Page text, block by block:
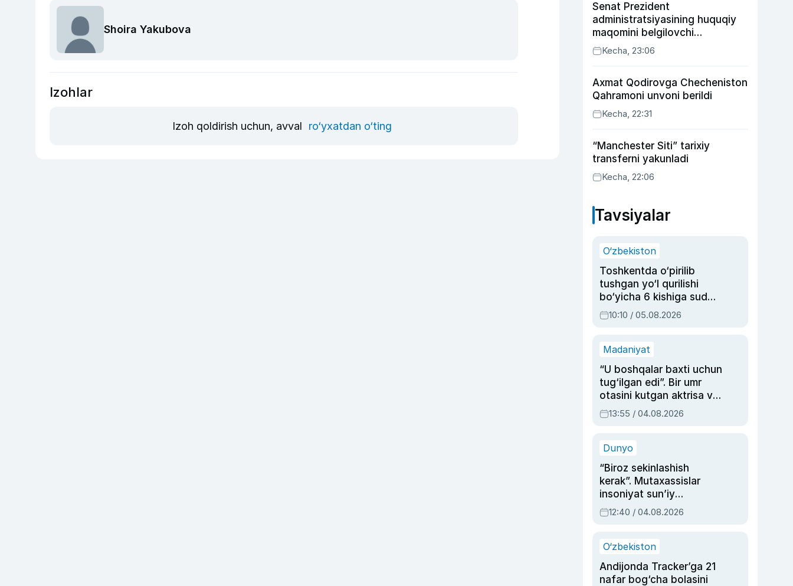
Shoira Yakubova
Izohlar
Izoh qoldirish uchun, avval ro‘yxatdan o‘ting
Senat Prezident
administratsiyasining huquqiy
maqomini belgilovchi
konstitutsiyaviy qonunni
ma’qulladi
Kecha, 23:06
Axmat Qodirovga Checheniston
Qahramoni unvoni berildi
Kecha, 22:31
“Manchester Siti” tarixiy
transferni yakunladi
Kecha, 22:06
Tavsiyalar
O‘zbekiston
Toshkentda o‘pirilib
tushgan yo‘l qurilishi
bo‘yicha 6 kishiga sud
hukmi o‘qildi
10:10 / 05.08.2026
Madaniyat
“U boshqalar baxti uchun
tug‘ilgan edi”. Bir umr
otasini kutgan aktrisa va
dublyaj ustasi Rimma
Ahmedovaning
13:55 / 04.08.2026
Dunyo
“Biroz sekinlashish
kerak”. Mutaxassislar
insoniyat sun’iy
intellektni boshqara
olmay qolishidan xavotir
12:40 / 04.08.2026
O‘zbekiston
Andijonda Tracker’ga 21
nafar bog‘cha bolasini